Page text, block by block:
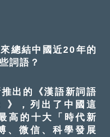
結中國近20年的
詞語？
出的《漢語新詞語
》，列出了中國這
高的十大「時代新
、微信、科學發展